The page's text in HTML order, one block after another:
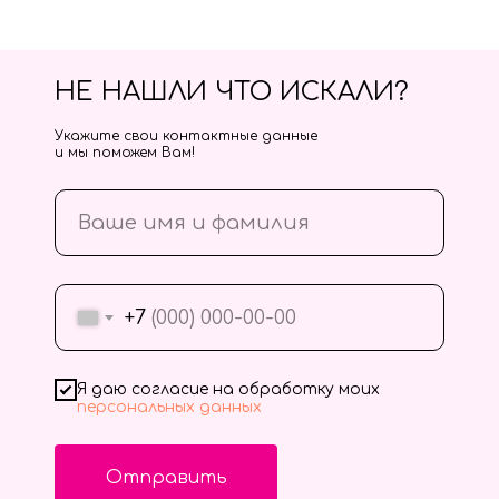
+7
Я даю согласие на обработку моих
персональных данных
Отправить
НЕ НАШЛИ ЧТО ИСКАЛИ?
Укажите свои контактные данные
и мы поможем Вам!